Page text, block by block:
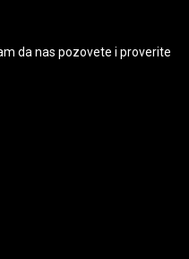
da nas pozovete i proverite